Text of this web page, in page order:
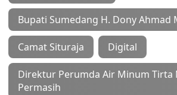
Bupati Sumedang H. Dony Ahmad
Camat Situraja Digital
Direktur Perumda Air Minum Tirta
Permasih